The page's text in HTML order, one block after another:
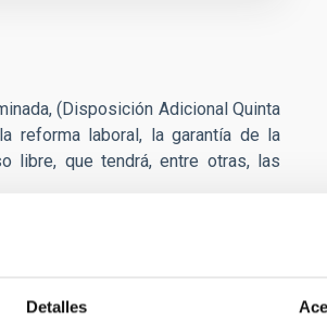
Detalles
(Disposición Adicional Quinta
reforma laboral, la garantía de la
libre, que tendrá, entre otras, las
previsto con objeto de alcanzar de
adecuado.